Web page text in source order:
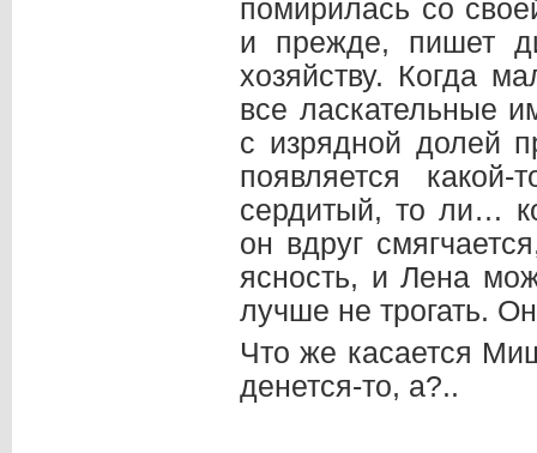
помирилась со
и прежде, пишет
хозяйству. Когда
все ласкательные
с изрядной долей
появляется
сердитый, то ли…
он вдруг
ясность, и Лена
лучше не трогать.
Что же касается
денется-то, а?..